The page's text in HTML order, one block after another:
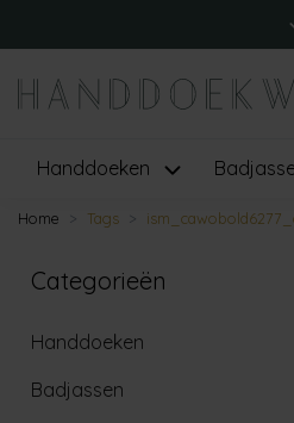
Handdoeken
Home Tags
Categorieën
Handdoeken
Badjassen